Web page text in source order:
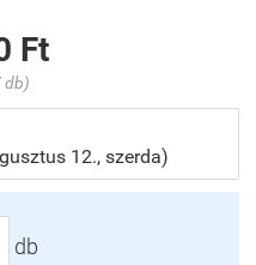
Ft
db)
12., szerda)
db